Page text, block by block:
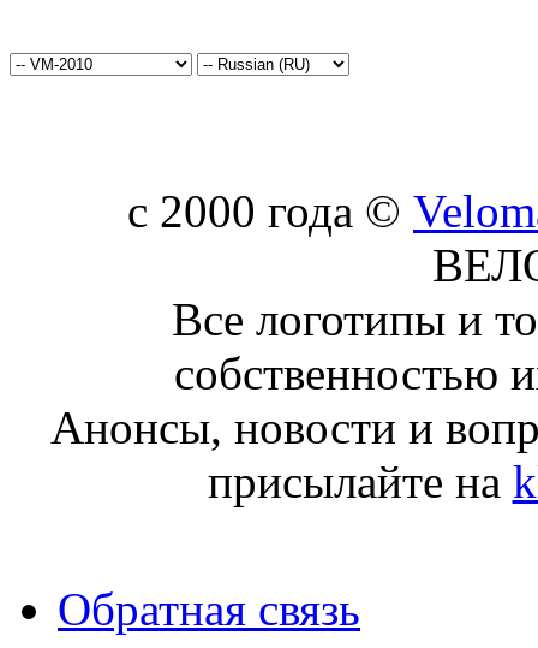
c 2000 года ©
Все логотипы и
собственностью
Анонсы, новости и
присылайте на
Обратная связь